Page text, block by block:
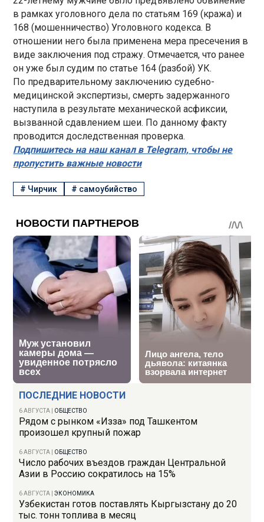
ПОСЛЕДНИЕ НОВОСТИ
6 АВГУСТА ОБЩЕСТВО
Рядом с рынком «Изза» под Ташкентом
произошел крупный пожар
6 АВГУСТА ОБЩЕСТВО
Число рабочих въездов граждан Центральной
Азии в Россию сократилось на 15%
6 АВГУСТА |ЭКОНОМИКА
Узбекистан готов поставлять Кыргызстану до 20
тыс. тонн топлива в месяц
в рамках уголовного дела по статьям 169 (кража) и
168 (мошенничество) Уголовного кодекса. В
отношении него была применена мера пресечения в
виде заключения под стражу. Отмечается, что ранее
он уже был судим по статье 164 (разбой) УК.
По предварительному заключению судебно-
медицинской экспертизы, смерть задержанного
наступила в результате механической асфиксии,
вызванной сдавлением шеи. По данному факту
проводится доследственная проверка.
Подпишитесь на наш канал в Telegram, чтобы не
пропустить важные новости
# Чирчик # самоубийство